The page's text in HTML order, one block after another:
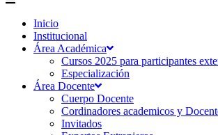
Inicio
Institucional
Área Académica
Cursos 2025 para participantes
Especialización
Área Docente
Cuerpo Docente
Cordinadores academicos y
Invitados